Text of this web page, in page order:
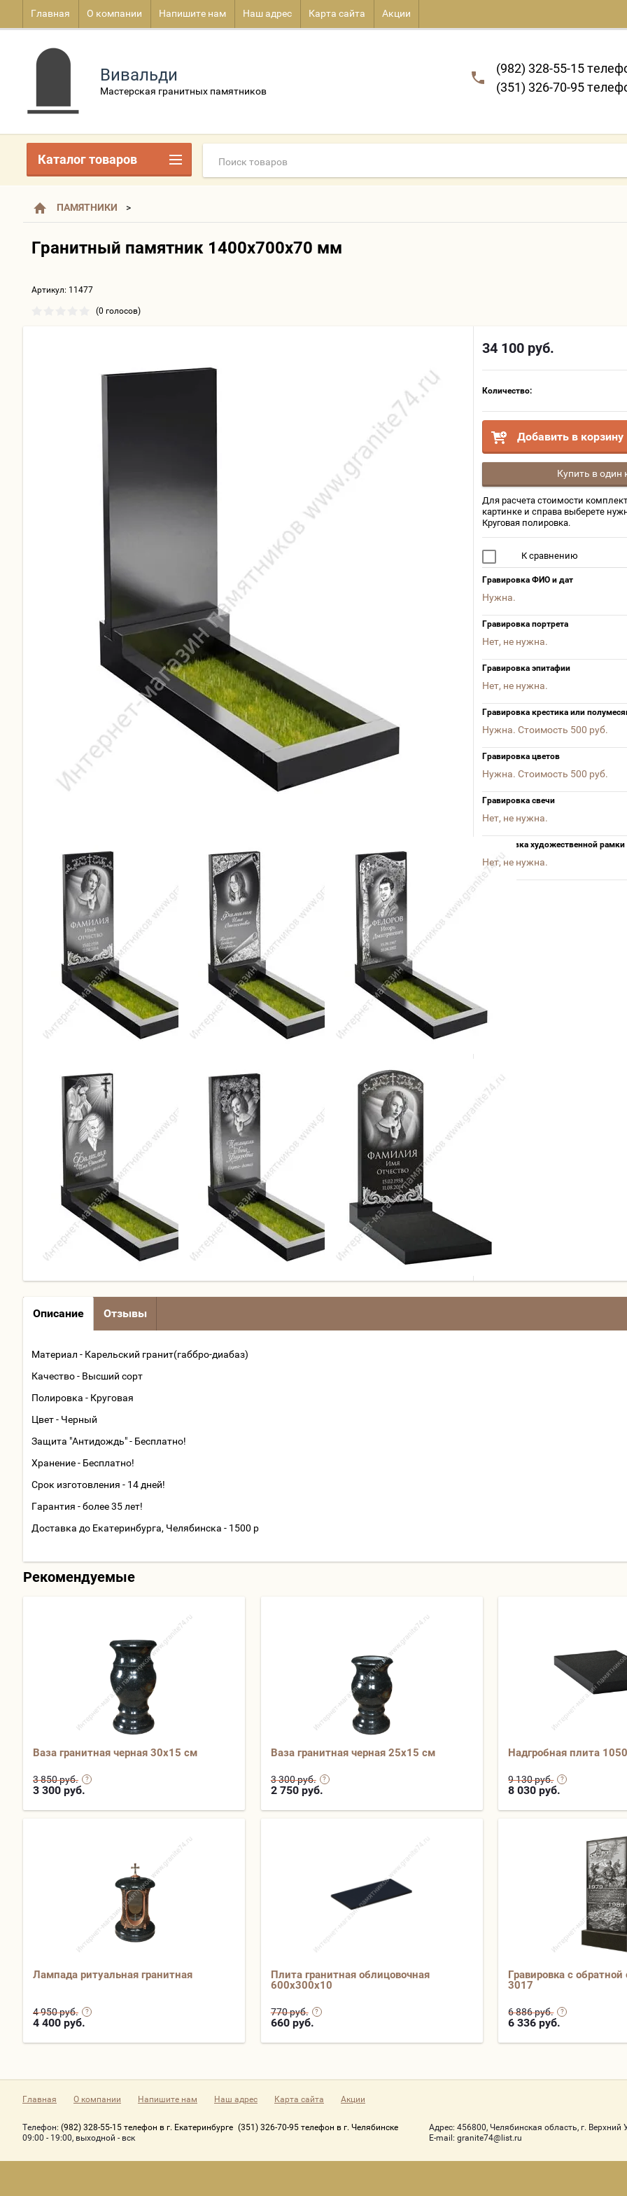
Главная О компании Напишите нам Наш адрес Карта сайта Акции
Вивальди
Мастерская гранитных памятников
(982) 328-55-15
(351) 326-70-95
ПАМЯТНИКИ
Гранитный памятник 1400х700х70 мм
Артикул: 11477
(0 голосов)
34 100 руб.
Количество:
Добавить в корзину
Купить в один
Для расчета стоимости
картинке и справа выберете
Круговая полировка.
К сравнению
Гравировка ФИО и дат
Нужна.
Гравировка портрета
Нет, не нужна.
Гравировка эпитафии
Нет, не нужна.
Гравировка крестика или
Нужна. Стоимость 500 руб.
Гравировка цветов
Нужна. Стоимость 500 руб.
Гравировка свечи
Нет, не нужна.
гравировка художественной рамки
Нет, не нужна.
Описание Отзывы
Материал - Карельский гранит(габбро-диабаз)
Качество - Высший сорт
Полировка - Круговая
Цвет - Черный
Защита "Антидождь" - Бесплатно!
Хранение - Бесплатно!
Срок изготовления - 14 дней!
Гарантия - более 35 лет!
Доставка до Екатеринбурга, Челябинска - 1500 р
Рекомендуемые
Ваза гранитная черная 30х15 см
3 850 руб.
3 300 руб.
Ваза гранитная черная 25х15 см
3 300 руб.
2 750руб.
Надгробная плита
9 130 руб.
8 030 руб.
Лампада ритуальная гранитная
4 950 руб.
4 400 руб.
Плита гранитная облицовочная
600х300х10
770 руб.
660руб.
Гравировка с
3017
6 886 руб.
6 336 руб.
Каталог товаров
Главная О компании Напишите нам Наш адрес Карта сайта Акции
Телефон: (982) 328-55-15 телефон в г. Екатеринбурге (351) 326-70-95 телефон в г. Челябинске
09:00 - 19:00, выходной - вск
Адрес: 456800, Челябинская область, г. Верхний
Е-mail: granite74@list.ru